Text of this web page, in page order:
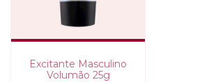
Excitante Masculino
Volumão 25g